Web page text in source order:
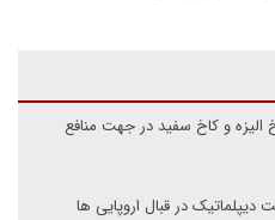
الیزه و کاخ سفید در جهت منافع
در قبال اروپایی ها